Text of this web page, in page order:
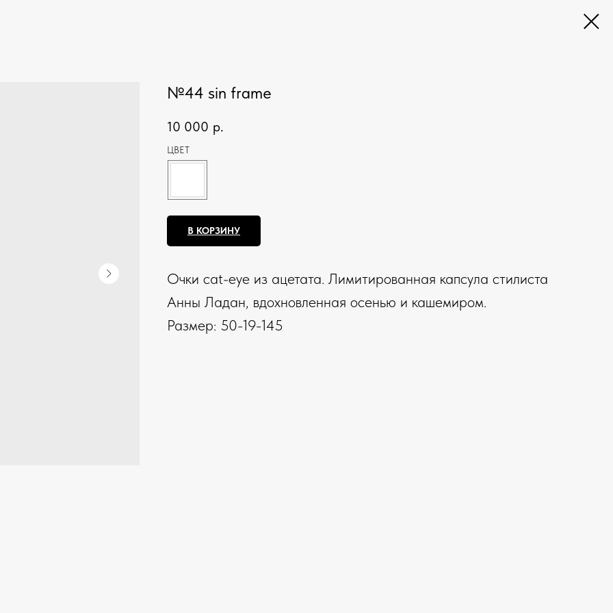
№44 sin frame
10 000 р.
ЦВЕТ
В КОРЗИНУ
Очки cat-eye из ацетата. Лимитированная капсула стилиста
Анны Ладан, вдохновленная осенью и кашемиром.
Размер: 50-19-145